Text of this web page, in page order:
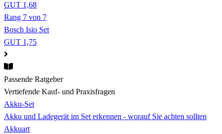
GUT 1,68
Rang 7 von 7
Bosch Isio Set
GUT 1,75
Passende Ratgeber
Vertiefende Kauf- und Praxisfragen
Akku-Set
Akku und Ladegerät im Set erkennen - worauf Sie achten sollten
Akkuart